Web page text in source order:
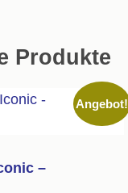
Produkte
Angebot!
–